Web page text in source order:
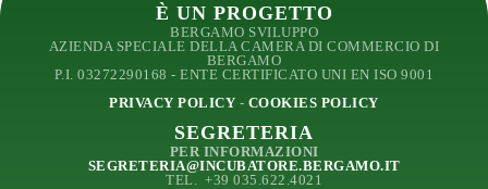
È UN PROGETTO
BERGAMO SVILUPPO
AZIENDA SPECIALE DELLA CAMERA DI COMMERCIO DI
BERGAMO
P.I. 03272290168 - ENTE CERTIFICATO UNI EN ISO 9001
PRIVACY POLICY - COOKIES POLICY
SEGRETERIA
PER INFORMAZIONI
SEGRETERIA@INCUBATORE.BERGAMO.IT
TEL. +39 035.622.4021